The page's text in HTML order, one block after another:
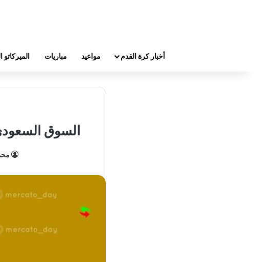
أخبار كرة القدم مواعيد مباريات
السوق